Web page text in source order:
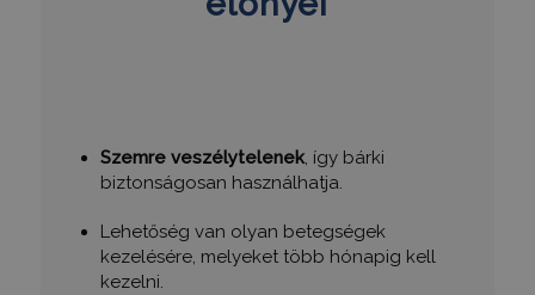
Szemre veszélytelenek, így bárki
biztonságosan használhatja.
Lehetőség van olyan betegségek
kezelésére, melyeket több hónapig kell
kezelni.